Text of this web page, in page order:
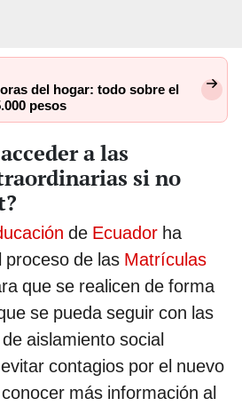
del hogar: todo sobre el
pesos
a las
si no
de Ecuador ha
proceso de las Matrículas
que se realicen de forma
se pueda seguir con las
aislamiento social
contagios por el nuevo
más información al